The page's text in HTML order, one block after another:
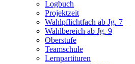
Logbuch
Projektzeit
Wahlpflichtfach ab Jg. 7
Wahlbereich ab Jg. 9
Oberstufe
Teamschule
Lernpartituren